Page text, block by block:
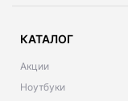
КАТАЛОГ
Акции
Ноутбуки